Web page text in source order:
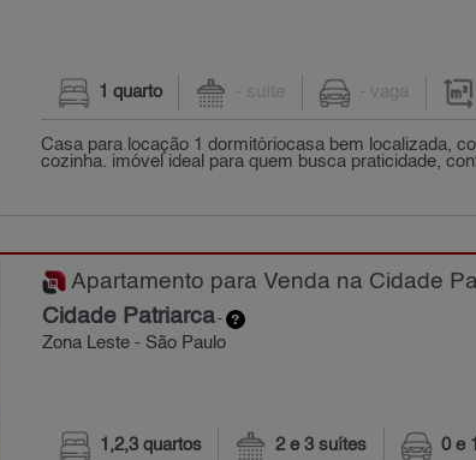
1 quarto - suíte - vaga
Casa para locação 1 dormitóriocasa bem localizada,
cozinha. imóvel ideal para quem busca praticidade,
Apartamento para Venda na Cidade
Cidade Patriarca-
Zona Leste - São Paulo
1,2,3 quartos 2 e 3 suítes 0 e